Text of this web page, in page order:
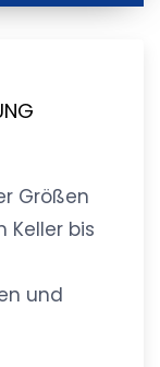
Größen
Keller bis
und